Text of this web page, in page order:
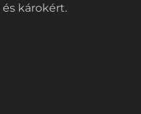
károkért.